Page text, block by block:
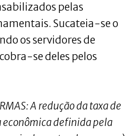
pelas
Sucateia-se o
os servidores de
se deles pelos
A redução da taxa de
econômica definida pela